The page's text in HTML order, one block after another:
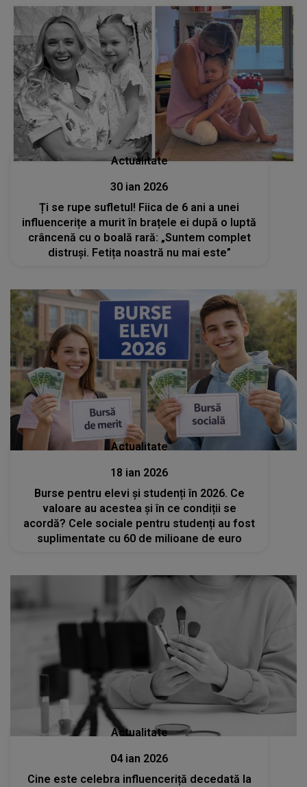
Actualitate
30 ian 2026
Ți se rupe sufletul! Fiica de 6 ani a unei
influencerițe a murit în brațele ei după o luptă
crâncenă cu o boală rară: „Suntem complet
distruși. Fetița noastră nu mai este”
Actualitate
18 ian 2026
Burse pentru elevi și studenți în 2026. Ce
valoare au acestea și în ce condiții se
acordă? Cele sociale pentru studenți au fost
suplimentate cu 60 de milioane de euro
Actualitate
04 ian 2026
Cine este celebra influenceriță decedată la